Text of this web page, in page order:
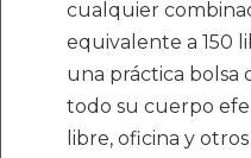
cualquier
equivalente a 150
una práctica bolsa
todo su cuerpo
libre, oficina y